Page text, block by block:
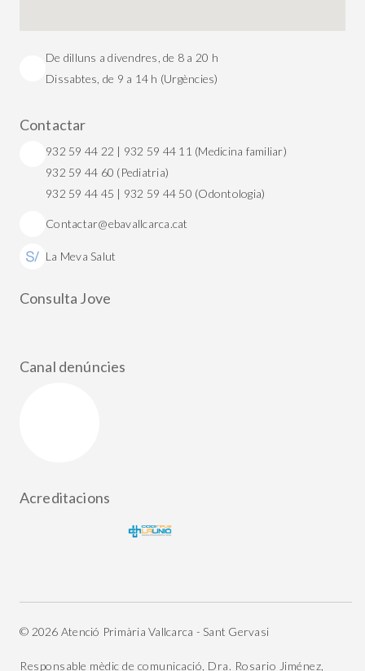
De dilluns a divendres, de 8 a 20 h
Dissabtes, de 9 a 14 h (Urgències)
Contactar
932 59 44 22 | 932 59 44 11 (Medicina familiar)
932 59 44 60 (Pediatria)
932 59 44 45 | 932 59 44 50 (Odontologia)
Contactar@ebavallcarca.cat
La Meva Salut
Consulta Jove
Canal denúncies
Acreditacions
© 2026 Atenció Primària Vallcarca - Sant Gervasi
Responsable mèdic de comunicació, Dra. Rosario Jiménez,